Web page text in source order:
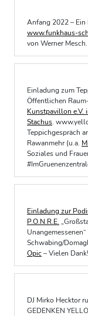
Anfang 2022 –
www.funkhaus-
von Werner
Einladung zum
Öffentlichen
Kunstpavillon e.V.
Stachus.
Teppichgespräch
Rawanmehr (u.a.
Soziales und
Einladung zur
P.O.N.R.E.
Schwabing/
Opic– Vielen Dank!
DJ Mirko Hecktor
GEDENKEN